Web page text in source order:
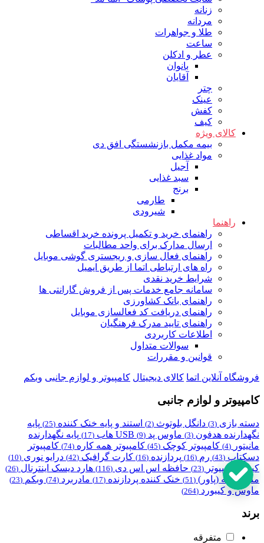
زنانه
مردانه
طلا و جواهرات
ساعت
عطر و ادکلن
بانوان
آقایان
چتر
عینک
کفش
کیف
کالای ویژه
بیمه مکمل بازنشستگی افق دی
مواد غذایی
آجیل
سبد غذایی
برنج
طارمی
شیرودی
راهنما
راهنمای خرید و تکمیل پرونده خرید اقساطی
ارسال مدارک برای واحد مطالبات
راهنمای فعال سازی و ریجستری گوشی موبایل
راه های ارتباطی اتما از طریق ایمیل
شرایط خرید نقدی
سامانه جامع خدمات پس از فروش گارانتی ها
راهنمای بانک کشاورزی
راهنمای دریافت کد فعالسازی موبایل
راهنمای تایید مدرک فرهنگیان
اطلاعات کاربردی
سوالات متداول
قوانین و مقررات
فروشگاه آنلاین اتما کالای دیجیتال کامپیوتر و لوازم جانبی وبکم
کامپیوتر و لوازم جانبی
دسته بازی (3) دانگل بلوتوث (2) استند و پایه خنک کننده (25)
پایه
نگهدارنده هدفون (3) ماوس پد (9) USB هاب (17)
پایه نگهدارنده
مانیتور (4) کامپیوتر کوچک (45) کامپیوتر همه کاره (74)
کامپیوتر
دسکتاپ (43) رم (16) پردازنده (16) کارت گرافیک (42) درایو نوری (10)
کیس کامپیوتر (23) حافظه اس اس دی (116) هارد دیسک اینترنال (26)
منبع تغذیه (پاور) (51) خنک کننده پردازنده (17) مادربرد (74) وبکم (23)
ماوس و کیبورد (264)
برند
متفرقه